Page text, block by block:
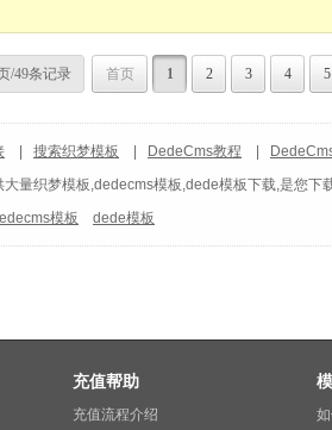
/49条记录 首页 1 2 3 4 5
搜索织梦模板 DedeCms教程
大量织梦模板,dedecms模板,dede模板下载,是您
模板 dede模板
充值帮助
充值流程介绍